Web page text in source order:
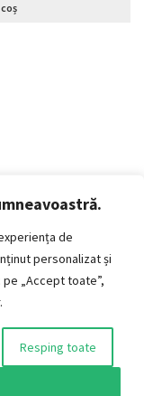
de
personalizat și
„Accept toate”,
Resping toate